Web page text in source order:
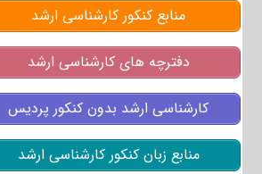
منابع کنکور کارشناسی ارشد
دفترچه های کارشناسی ارشد
کارشناسی ارشد بدون کنکور پردیس
منابع زبان کنکور کارشناسی ارشد